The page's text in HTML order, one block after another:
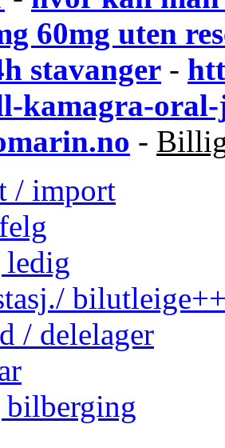
60mg uten
stavanger -
kamagra-
-
/ import
/ delelager
bilberging